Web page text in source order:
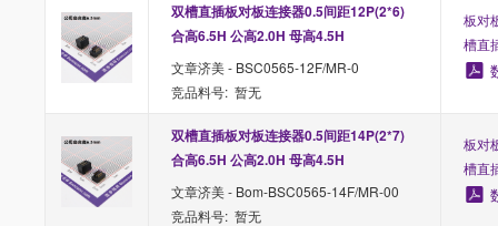
双槽直插板对板连接器0.5间距12P(2*6)
合高6.5H 公高2.0H 母高4.5H
文章济美 - BSC0565-12F/MR-0
竞品料号: 暂无
板对
槽直
双槽直插板对板连接器0.5间距14P(2*7)
合高6.5H 公高2.0H 母高4.5H
文章济美 - Bom-BSC0565-14F/MR-00
竞品料号: 暂无
板对
槽直